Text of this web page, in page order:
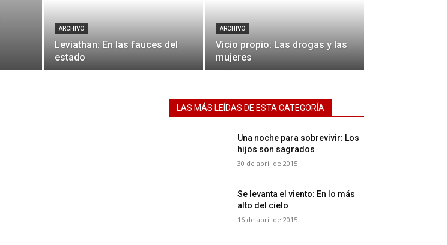
ARCHIVO
Leviathan: En las fauces del
estado
ARCHIVO
Vicio propio: Las drogas y las
mujeres
LAS MÁS LEÍDAS DE ESTA CATEGORÍA
Una noche para sobrevivir: Los
hijos son sagrados
30 de abril de 2015
Se levanta el viento: En lo más
alto del cielo
16 de abril de 2015